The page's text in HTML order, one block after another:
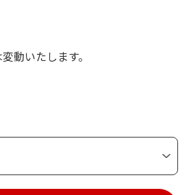
動いたします。